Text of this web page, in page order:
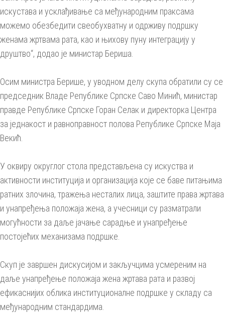
искустава и усклађивање са међународним праксама
можемо обезбедити свеобухватну и одрживу подршку
женама жртвама рата, као и њихову пуну интеграцију у
друштво“, додао је министар Бериша.
Осим министра Берише, у уводном делу скупа обратили су се
председник Владе Републике Српске Саво Минић, министар
правде Републике Српске Горан Селак и директорка Центра
за једнакост и равноправност полова Републике Српске Маја
Векић.
У оквиру округлог стола представљена су искуства и
активности институција и организација које се баве питањима
ратних злочина, тражења несталих лица, заштите права жртава
и унапређења положаја жена, а учесници су разматрали
могућности за даље јачање сарадње и унапређење
постојећих механизама подршке.
Скуп је завршен дискусијом и закључцима усмереним на
даље унапређење положаја жена жртава рата и развој
ефикаснијих облика институционалне подршке у складу са
међународним стандардима.